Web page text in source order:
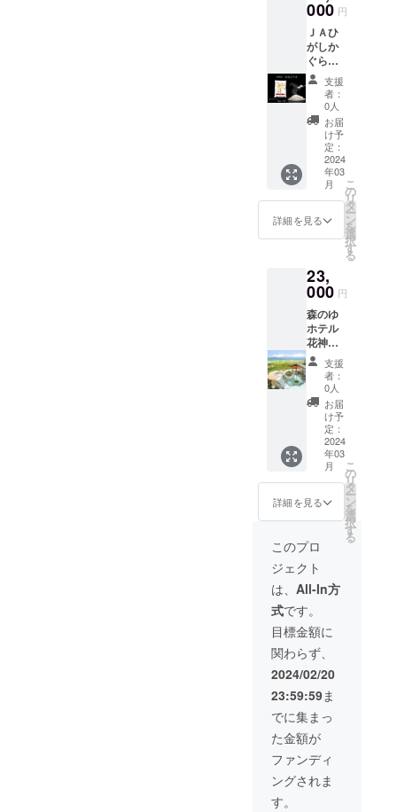
の通り
軽く洗
うだけ
で良い
お米で
す。1、
2回研が
ずに水
で軽く
洗うだ
けで炊
飯でき
ます。
精米時
にでき
るだけ
熱を加
こだわ
りの四
段精米
で食味
の低下
を抑え
ていま
す。
で美し
いを意
味する
「ピリ
カ」を
合わせ
て名付
けられ
まし
た。日
本を代
表する
お米に
しよう
海道民
みんな
が込め
られて
いま
す。 東
神楽で
育ち、
厳しい
品質基
準を満
たした
お米の
みを使
用しま
した。
まじ
りっけ
なしの
純粋な
「ゆめ
ぴり
か」を
お楽し
みくだ
さい。
○おいし
い炊き
方○
「ゆめ
ぴり
か」
は、粘
りが
あって
やわら
かいお
米。水
の量
は、お
まるご
と残し
まし
た。
たっぷ
りお召
し上が
りくだ
さい。
シロッ
プは炭
酸や牛
乳で
割って
クとし
ても楽
のない
ちゃの
種」の
ことな
ので
す。 北
海道和
寒町を
中心に
生産さ
れてお
り、
「スト
ぺポ」
という
ちゃ。
皮がス
トライ
プ模様
で、大
きく、
種には
殻がな
いのが
特徴で
す。 栄
養も非
常に豊
富で、
アーモ
比較す
ると鉄
倍、亜
鉛は2.6
倍にも
なりま
す。 お
近くの
スー
パーで
簡単に
手に入
るもの
ではな
く、北
海道の
土産品
コー
ナーや
通販な
ろやか
でコク
のある
深い味
わいの
お肉で
す。 ■
原材料
名 牛肉
（北海
産）、
玉ね
ぎ、食
塩、醤
油、砂
粉末、
香辛
料、リ
ン酸塩
（Na)、
調味料
（アミ
ノ酸
等）、
発色剤
（硝酸
K、亜硝
酸Na)、
増粘多
糖類
料の一
部に小
卵、牛
肉、大
豆含
む） ■
100ｇ
×2 ■賞
味期限
製造よ
り1年間
■アレル
ギー 卵
乳 小麦
牛肉 大
豆 ■配
送区分
冷凍 ■
保存方
×2/北海
道〕 豚
肉(北海
道産)、
豚脂肪
(北海道
産)、で
んぷ
ん、羊
腸、食
塩、
ビーフ
コンソ
メ、香
辛料、
砂糖、
(Na)、
調味料
(アミノ
酸等)、
酸化防
止剤(エ
リソル
ビン酸
Na)、香
辛料抽
出物、
発色剤
(硝酸
K、亜硝
酸Na)、
カラメ
ル色
スパラ
セージ
〔100g
×2/北海
道〕 豚
肉(北海
道産)、
アスパ
ラガス
産)、で
んぷ
ん、羊
腸、食
塩、ブ
ドウ
糖、香
いしい
お米で
す。 精
米した
ての美
味しい
お米を
お届け
いたし
ます。
★軽洗
米と
は、そ
の名の
通り軽
く洗う
だけで
米で
す。1、
2回研が
ずに水
で軽く
洗うだ
けで炊
飯でき
ます。
精米時
にでき
るだけ
熱を加
えない
こだわ
りの四
段精米
で食味
の低下
を抑え
ていま
す。
す。
★「北
斗米」
とは 北
海道東
神楽の
お米屋
さん
「やぎ
ぬま」
が、地
元東神
楽の農
家さん
と二人
三脚で
作っ
全・安
心でお
いしい
お米で
す。 精
米した
ての美
味しい
お米を
お届け
いたし
ます。
★軽洗
米と
は、そ
の名の
通り軽
く洗う
だけで
良いお
米で
す。1、
2回研が
ずに水
で軽く
洗うだ
けで炊
飯でき
ます。
精米時
にでき
るだけ
熱を加
えない
こだわ
りの四
段精米
発送時
期に関
しまし
ては混
み具合
により
若干の
変動が
ありま
す。 ※
商品、
発送に
関する
お問い
は東神
楽大学
：050-
8885-
9373）
にお願
いしま
す。 ※
原材料
及び添
加物等
の食品
表示は
お届け
商品の
ラベル
に表記
されま
す。商
品開封
前には
必ずお
届けの
リター
ン品に
貼付さ
れたラ
ベルや
注意書
きをご
確認く
ださ
い。
【なつ
みず
き】 東
神楽町
の株式
会社
ホーブ
道でも
有数の
米どこ
ろで
す。
【JA美
味しさ
へのこ
だわ
り】 Ｊ
Ａ東神
楽の精
米施設
『ライ
クト
リー』
社サタ
ケによ
る三段
式ミル
マス
ターを
導入
し、生
産者が
丹精込
めて育
てたお
米を美
味しく
精米し
す。三
段式ミ
ター
は、精
米時に
空気を
送り込
み熱の
発生を
抑える
こと
で、熱
による
食味変
化を最
小限に
抑えま
す。 そ
うして
美味し
：050-
9373）
にお願
いしま
す。 ※
原材料
及び添
加物等
の食品
表示は
お届け
商品の
ラベル
されま
す。商
必ずお
届けの
リター
ン品に
貼付さ
れたラ
ベルや
注意書
きをご
確認く
ださ
い。
《素材
からこ
だわり
「田村
牧場」
おいし
い牛乳
づくり
へ取り
組むた
め、素
材から
こだ
わって
いま
す。 夏
の間は
広い牧
草地
で、冬
は大き
な牛舎
内で自
ては混
み具合
により
若干の
変動が
ありま
す。 ※
お礼の
品・配
送に関
するお
問い合
わせ
は、JA
東神楽
（TEL:0
166-83-
絡くだ
さい。
以下、
お米の
説明に
なりま
す。 大
雪山連
邦の忠
別岳に
発して
いる忠
別川
は、流
れが速
の優良
なこと
れてい
ます。
そのた
め、忠
豊富な
水を有
する東
神楽町
は北海
道でも
有数の
米どこ
ろで
す。
【JA美
味しさ
へのこ
米「ゆ
めぴり
か」
を、使
い切り
に便利
な５㎏×
２袋、
計１０
㎏の
セット
をお届
けしま
す。 ※
発送時
期に関
により
若干の
変動が
ありま
す。 ※
お礼の
品
（米）
・配送
に関す
るお問
い合わ
せは、
（（株
）柳
沼：
0120-
683）ま
でお願
す。 以
下、お
米の説
明にな
りま
す。
【ゆめ
ぴり
海道の
最上級
ブラン
ド米。
首都圏
などで
も大人
000 円
ＪＡひ
がしか
ぐら
無洗
米 ゆ
めぴり
か10㎏
（5㎏×2
袋） 令
和5年産
のお米
をお届
けしま
す！ Ｊ
Ａひが
しかぐ
米「ゆ
めぴり
か」の
使い切
りに便
利な５
㎏×２袋
をお届
けしま
す。 ※
発送時
期に関
しまし
ては混
み具合
により
若干の
す。 ※
お礼の
品・配
送に関
するお
問い合
わせ
は、JA
東神楽
（TEL:0
166-83-
2241）
にご連
絡くだ
さい。
以下、
お米の
説明に
支援
者：
0人
お届
け予
定：
2024
年03
月
詳細を見る
こ
の
リ
タ
ー
ン
を
選
択
す
る
23,
000 円
森のゆ
ホテル
花神
楽 入
浴券
（10
枚）
「森の
ゆホテ
ル花神
楽」
は、旭
川空港
から車
で15
分、旭
山動物
園から
20分、
美瑛の
丘から
35分な
ど、立
地に恵
まれた
ホテル
です。
道北の
観光の
拠点と
して、
温泉や
観光を
お楽し
支援
者：
0人
お届
け予
定：
2024
年03
月
詳細を見る
こ
の
リ
タ
ー
ン
を
選
択
す
る
このプロ
ジェクト
は、 All-In方
式です。
目標金額に
関わらず、
2024/02/20
23:59:59ま
でに集まっ
た金額が
ファンディ
ングされま
す。